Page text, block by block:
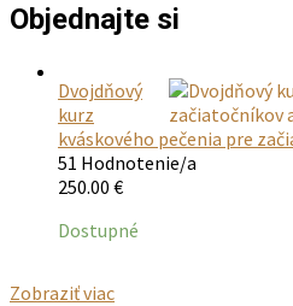
Objednajte si
Dvojdňový
kurz
kváskového pečenia pre
51 Hodnotenie/a
250.00 €
Dostupné
Zobraziť viac